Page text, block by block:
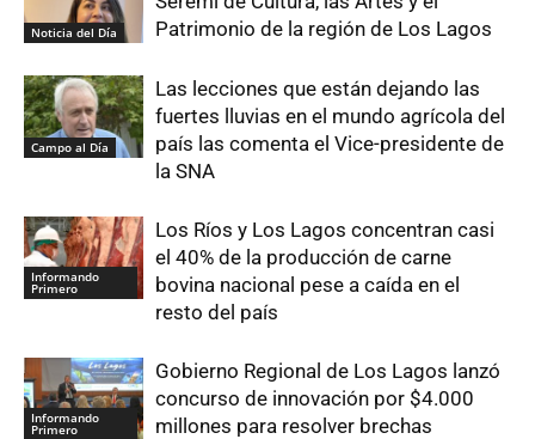
Noticia del Día
Patrimonio de la región de Los Lagos
Campo al Día
Las lecciones que están dejando las
fuertes lluvias en el mundo agrícola del
país las comenta el Vice-presidente de
la SNA
Informando
Primero
Los Ríos y Los Lagos concentran casi
el 40% de la producción de carne
bovina nacional pese a caída en el
resto del país
Informando
Primero
Gobierno Regional de Los Lagos lanzó
concurso de innovación por $4.000
millones para resolver brechas